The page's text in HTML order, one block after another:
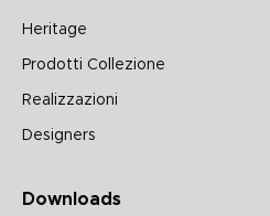
Heritage
Prodotti Collezione
Realizzazioni
Designers
Downloads